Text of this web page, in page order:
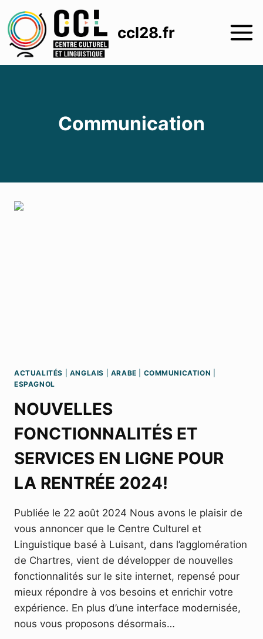
au
contenu
ccl28.fr
Communication
ACTUALITÉS ANGLAIS ARABE COMMUNICATION
ESPAGNOL
NOUVELLES
FONCTIONNALITÉS ET
SERVICES EN LIGNE POUR
LA RENTRÉE 2024!
Publiée le 22 août 2024 Nous avons le plaisir de
vous annoncer que le Centre Culturel et
Linguistique basé à Luisant, dans l’agglomération
de Chartres, vient de développer de nouvelles
fonctionnalités sur le site internet, repensé pour
mieux répondre à vos besoins et enrichir votre
expérience. En plus d’une interface modernisée,
nous vous proposons désormais…